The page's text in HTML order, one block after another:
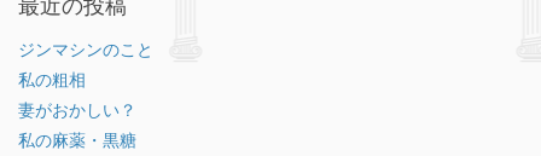
ジンマシンのこと
私の粗相
妻がおかしい？
私の麻薬・黒糖